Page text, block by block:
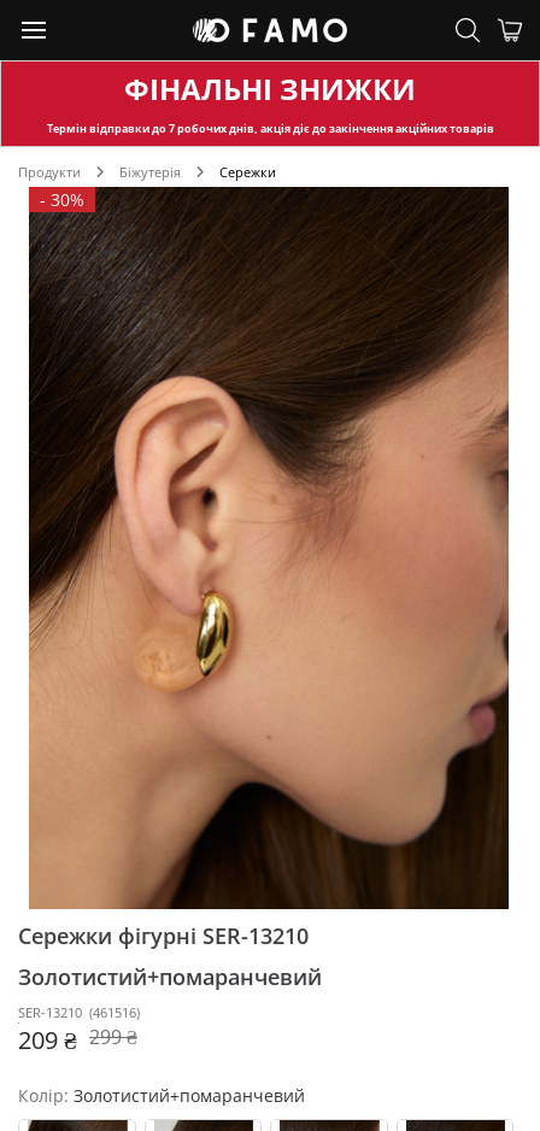
ФІНАЛЬНІ ЗНИЖКИ
Термін відправкидо 7 робочих днів, акція діє до закінчення акційних товарів
Продукти Біжутерія Сережки
- 30%
Сережки фігурні SER-13210
Золотистий+помаранчевий
SER-13210 (461516)
209 ₴ 299 ₴
Колір: Золотистий+помаранчевий